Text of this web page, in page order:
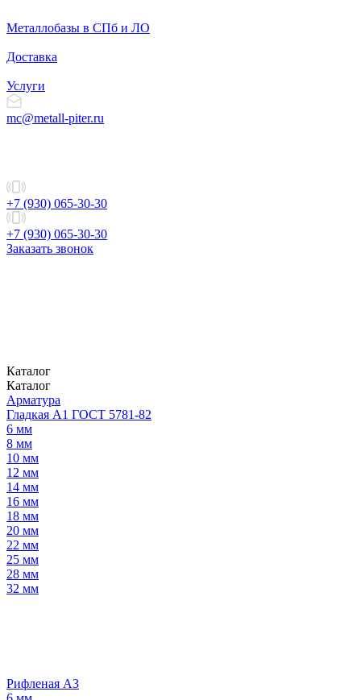
Металлобазы в СПб и ЛО
Доставка
Услуги
mc@metall-piter.ru
+7 (930) 065-30-30
+7 (930) 065-30-30
Заказать звонок
Каталог
Каталог
Арматура
Гладкая А1 ГОСТ 5781-82
6 мм
8 мм
10 мм
12 мм
14 мм
16 мм
18 мм
20 мм
22 мм
25 мм
28 мм
32 мм
Рифленая А3